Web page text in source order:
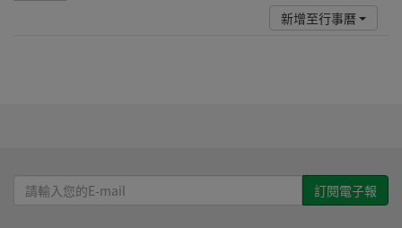
新增至行事曆
請
輸